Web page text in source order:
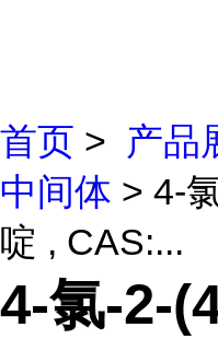
首页 > 产品
中间体 > 4-
啶 , CAS:...
4-氯-2-